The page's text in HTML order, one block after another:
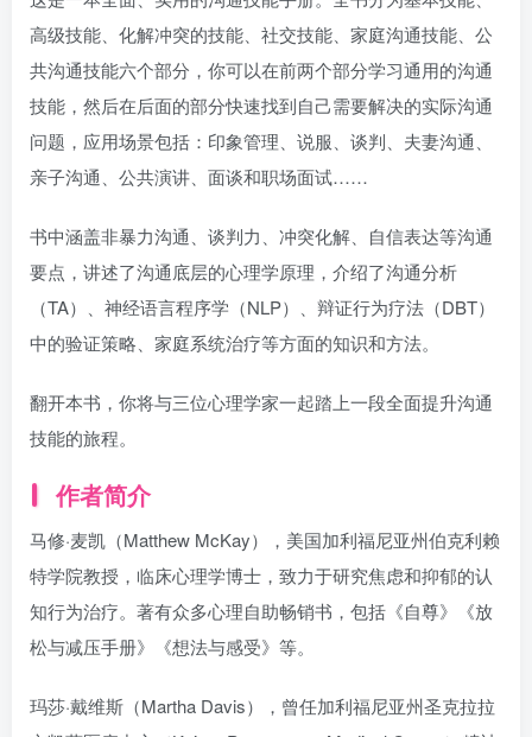
高级技能、化解冲突的技能、社交技能、家庭沟通技能、公
共沟通技能六个部分，你可以在前两个部分学习通用的沟通
技能，然后在后面的部分快速找到自己需要解决的实际沟通
问题，应用场景包括：印象管理、说服、谈判、夫妻沟通、
亲子沟通、公共演讲、面谈和职场面试……
书中涵盖非暴力沟通、谈判力、冲突化解、自信表达等沟通
要点，讲述了沟通底层的心理学原理，介绍了沟通分析
（TA）、神经语言程序学（NLP）、辩证行为疗法（DBT）
中的验证策略、家庭系统治疗等方面的知识和方法。
翻开本书，你将与三位心理学家一起踏上一段全面提升沟通
技能的旅程。
作者简介
马修·麦凯（Matthew McKay），美国加利福尼亚州伯克利赖
特学院教授，临床心理学博士，致力于研究焦虑和抑郁的认
知行为治疗。著有众多心理自助畅销书，包括《自尊》《放
松与减压手册》《想法与感受》等。
玛莎·戴维斯（Martha Davis），曾任加利福尼亚州圣克拉拉